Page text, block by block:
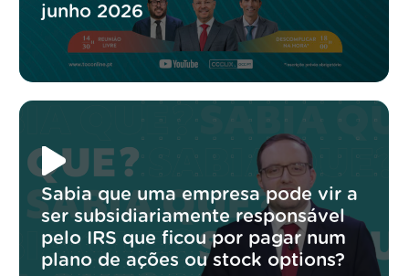
junho 2026
Sabia que uma empresa pode vir a
ser subsidiariamente responsável
pelo IRS que ficou por pagar num
plano de ações ou stock options?